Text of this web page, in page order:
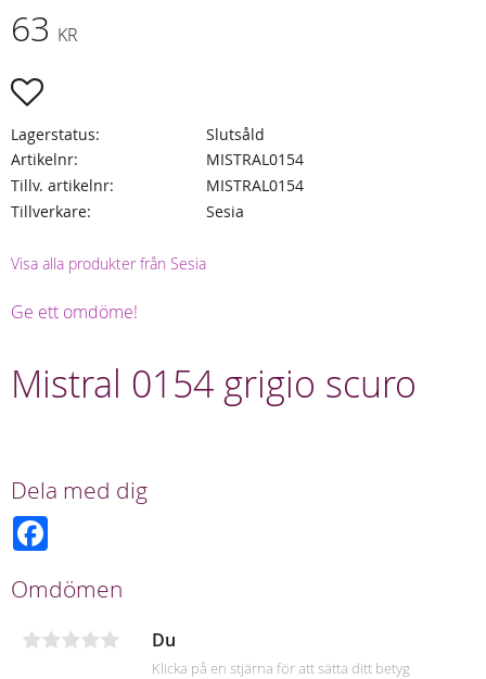
63 KR
Lägg till i favoriter
Lagerstatus
Slutsåld
Artikelnr
MISTRAL0154
Tillv. artikelnr
MISTRAL0154
Tillverkare
Sesia
Visa alla produkter från Sesia
Ge ett omdöme!
Mistral 0154 grigio scuro
Dela med dig
b
o
k
Omdömen
Du
Klicka på en stjärna för att sätta ditt betyg